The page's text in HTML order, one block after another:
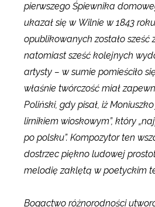
pierwszego Śpiewnika
ukazał się w Wilnie w 1843
opublikowanych zostało sześć
natomiast sześć kolejnych
artysty – w sumie pomieściło
właśnie twórczość miał
Poliński, gdy pisał, iż
lirnikiem wioskowym”, który
po polsku”. Kompozytor ten
dostrzec piękno ludowej
melodię zaklętą w poetyckim
Bogactwo różnorodności